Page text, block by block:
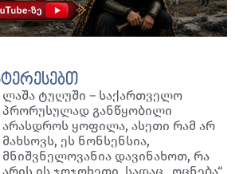
ლაშა ტუღუში – საქართველო
პრორუსულად განწყობილი
არასდროს ყოფილა, ასეთი რამ არ
მახსოვს, ეს ნონსენსია,
მნიშვნელოვანია დავინახოთ, რა